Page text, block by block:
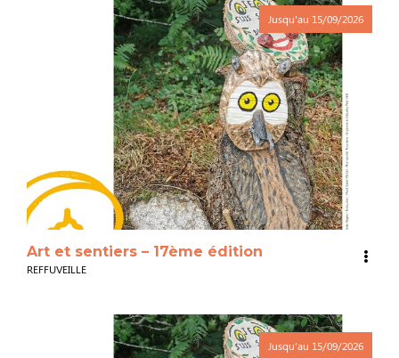
Jusqu'au 15/09/2026
Art et sentiers – 17ème édition
REFFUVEILLE
Jusqu'au 15/09/2026